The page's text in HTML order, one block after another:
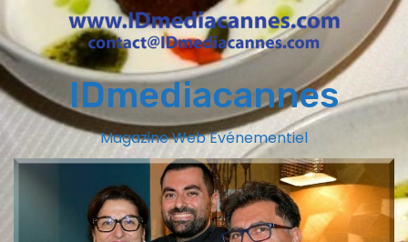
IDmediacannes
Magazine Web Evénementiel